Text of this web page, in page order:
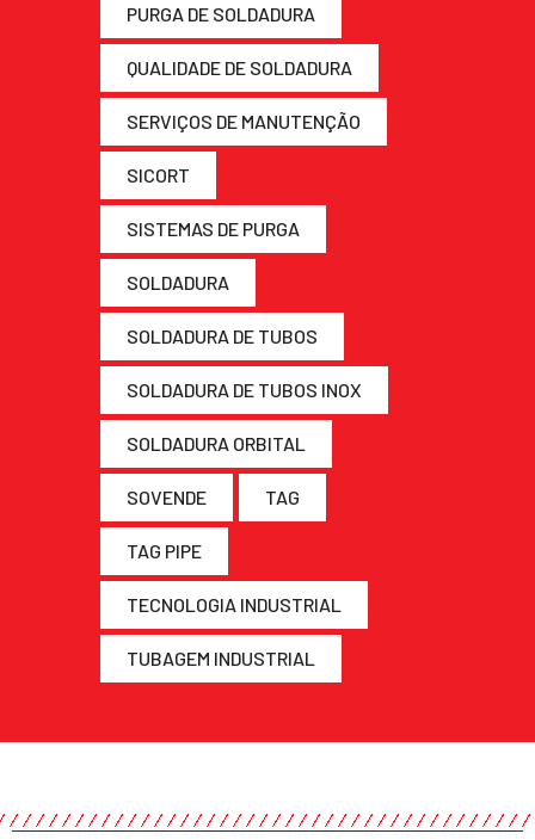
PURGA DE SOLDADURA
QUALIDADE DE SOLDADURA
SERVIÇOS DE MANUTENÇÃO
SICORT
SISTEMAS DE PURGA
SOLDADURA
SOLDADURA DE TUBOS
SOLDADURA DE TUBOS INOX
SOLDADURA ORBITAL
SOVENDE TAG
TAG PIPE
TECNOLOGIA INDUSTRIAL
TUBAGEM INDUSTRIAL